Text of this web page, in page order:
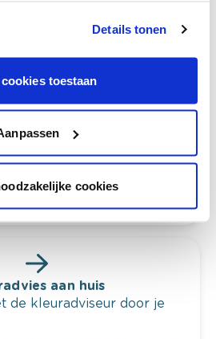
Details tonen
toestaan
cookies
stalen van je
tinten om je kleur
aan huis
de kleuradviseur door je